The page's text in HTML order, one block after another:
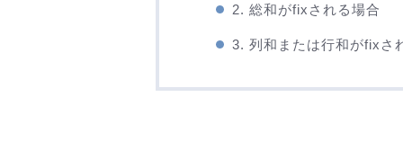
2. 総和がfixされる場合
3. 列和または行和がfixさ